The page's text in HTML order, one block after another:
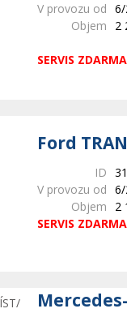
V provozu od 6/
Objem
2
SERVIS
Ford
ID
V provozu od
Objem
2
SERVIS